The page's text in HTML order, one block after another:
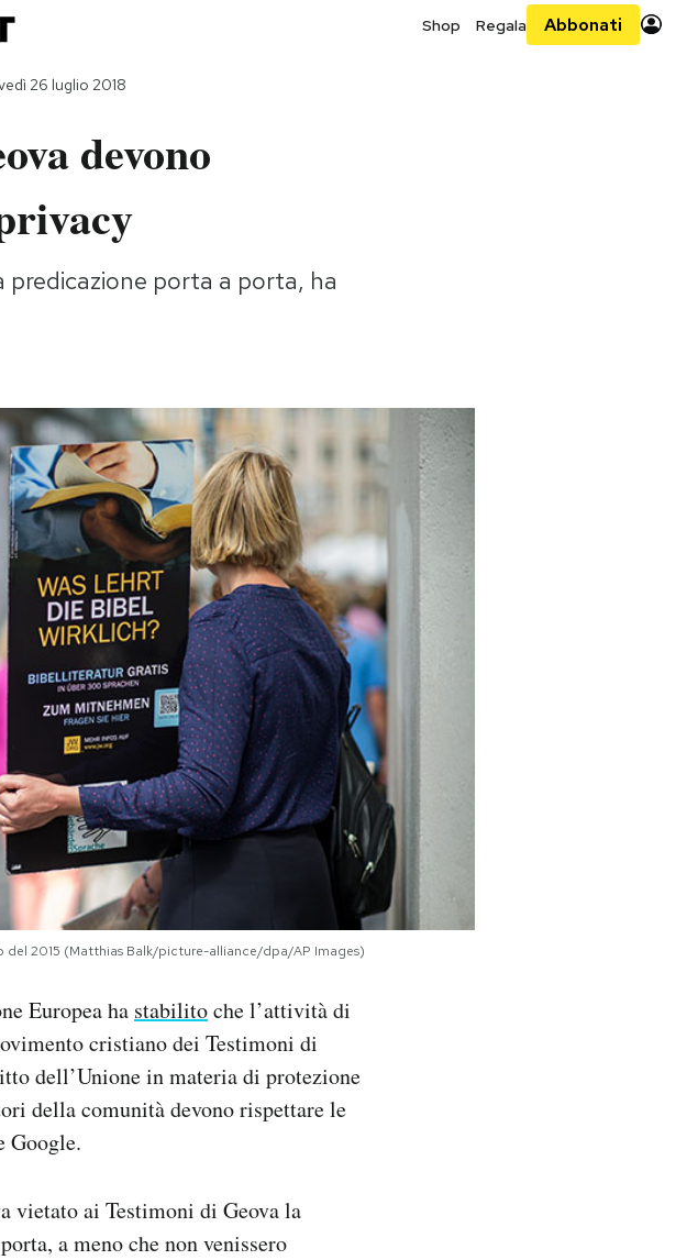
Shop Regala Abbonati
26 luglio 2018
devono
predicazione porta a porta, ha
2015 (Matthias Balk/picture-alliance/dpa/AP Images)
Europea ha stabilitoche l’attività di
cristiano dei Testimoni di
dell’Unione in materia di protezione
della comunità devono rispettare le
Google.
vietato ai Testimoni di Geova la
a meno che non venissero